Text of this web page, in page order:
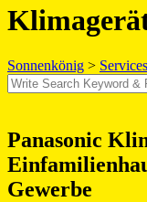
Sonnenkönig > Services
Search
for:
Panasonic
Gewerbe